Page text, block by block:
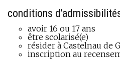
conditions
avoir 16 ou 17 ans
être scolarisé(e)
résider à Castelnau de
inscription au